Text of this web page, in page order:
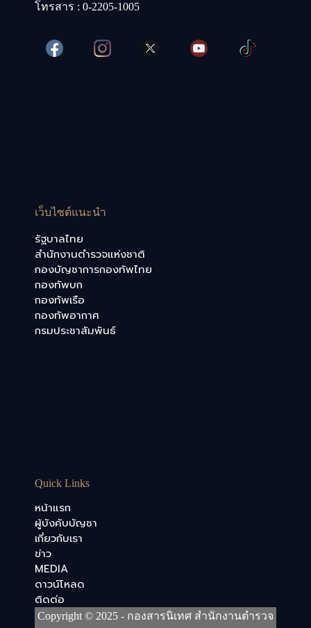
โทรสาร : 0-2205-1005
เว็บไซต์แนะนำ
รัฐบาลไทย
สำนักงานตำรวจแห่งชาติ
กองบัญชาการกองทัพไทย
กองทัพบก
กองทัพเรือ
กองทัพอากาศ
กรมประชาสัมพันธ์
Quick Links
หน้าแรก
ผู้บังคับบัญชา
เกี่ยวกับเรา
ข่าว
MEDIA
ดาวน์โหลด
ติดต่อ
Copyright © 2025 - กองสารนิเทศ สำนักงานตำรวจ